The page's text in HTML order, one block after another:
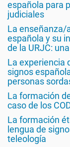
española para
judiciales
La enseñanza/
española y su
de la URJC:
La experiencia
signos
personas
La formación
caso de los
La formación
lengua de
teleología